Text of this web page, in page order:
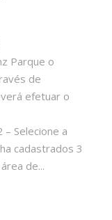
Parque o
de
efetuar o
Selecione a
cadastrados 3
de...